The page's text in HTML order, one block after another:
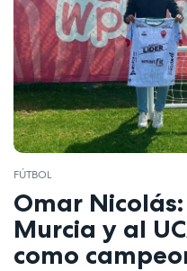
FÚTBOL
Omar
Murcia y al
como